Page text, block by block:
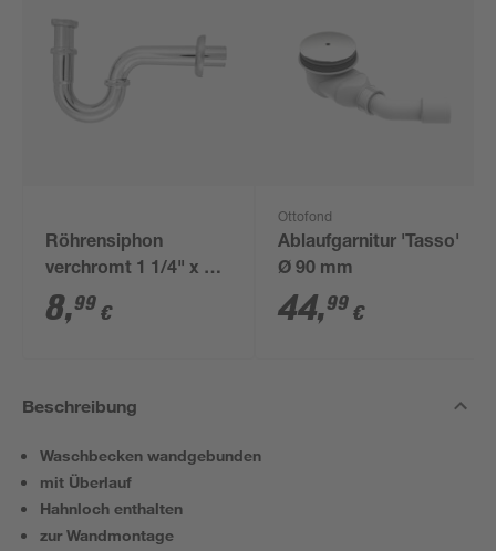
Röhrensiphon
verchromt 1 1/4" x 32
mm
8,99 €
Ottofond
Ablaufgarnitur 'Tasso'
Ø 90 mm
44,99 €
Beschreibung
Waschbecken wandgebunden
mit Überlauf
Hahnloch enthalten
zur Wandmontage